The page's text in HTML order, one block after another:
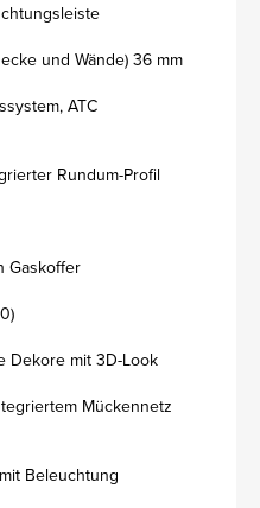
und Wände) 36 mm
ATC
Rundum-Profil
Gaskoffer
Dekore mit 3D-Look
Mückennetz
Beleuchtung